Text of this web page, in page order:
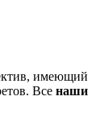
имеющий
Все наши